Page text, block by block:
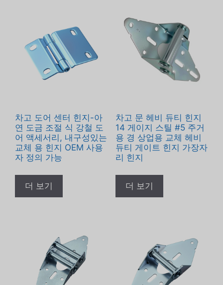
차고 도어 센터 힌지-아
연 도금 조절 식 강철 도
어 액세서리, 내구성있는
교체 용 힌지 OEM 사용
자 정의 가능
더 보기
차고 문 헤비 듀티 힌지
14 게이지 스틸 #5 주거
용 경 상업용 교체 헤비
듀티 게이트 힌지 가장자
리 힌지
더 보기